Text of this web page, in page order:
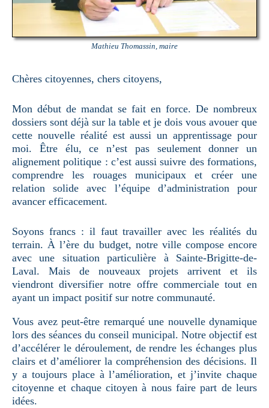
Mathieu Thomassin, maire
Chères citoyennes, chers citoyens,
Mon début de mandat se fait en force. De nombreux
dossiers sont déjà sur la table et je dois vous avouer que
cette nouvelle réalité est aussi un apprentissage pour
moi. Être élu, ce n’est pas seulement donner un
alignement politique : c’est aussi suivre des formations,
comprendre les rouages municipaux et créer une
relation solide avec l’équipe d’administration pour
avancer efficacement.
Soyons francs : il faut travailler avec les réalités du
terrain. À l’ère du budget, notre ville compose encore
avec une situation particulière à Sainte-Brigitte-de-
Laval. Mais de nouveaux projets arrivent et ils
viendront diversifier notre offre commerciale tout en
ayant un impact positif sur notre communauté.
Vous avez peut-être remarqué une nouvelle dynamique
lors des séances du conseil municipal. Notre objectif est
d’accélérer le déroulement, de rendre les échanges plus
clairs et d’améliorer la compréhension des décisions. Il
y a toujours place à l’amélioration, et j’invite chaque
citoyenne et chaque citoyen à nous faire part de leurs
idées.